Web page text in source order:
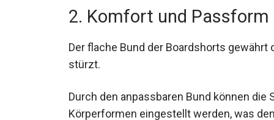
2. Komfort und Passform
Der flache Bund der Boardshorts
stürzt.
Durch den anpassbaren Bund können
Körperformen eingestellt werden, was